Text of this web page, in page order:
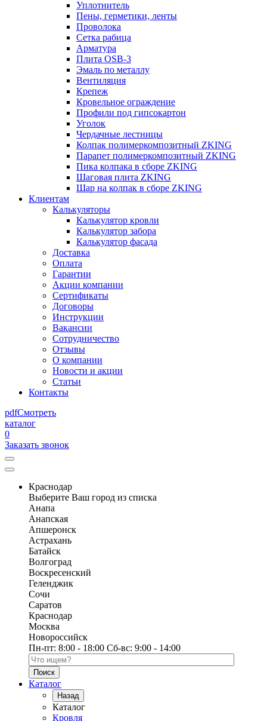
Уплотнитель
Пены, герметики, ленты
Проволока
Сетка рабица
Арматура
Плита OSB-3
Эмаль по металлу
Вентиляция
Крепеж
Кровельное ограждение
Профили под гипсокартон
Уголок
Чердачные лестницы
Колпак полимеркомпозитный ZKING
Парапет полимеркомпозитный ZKING
Пика колпака в сборе ZKING
Шаговая плита ZKING
Шар на колпак в сборе ZKING
Клиентам
Калькуляторы
Калькулятор кровли
Калькулятор забора
Калькулятор фасада
Доставка
Оплата
Гарантии
Акции компании
Сертификаты
Договоры
Инструкции
Вакансии
Сотрудничество
Отзывы
О компании
Новости и акции
Статьи
Контакты
pdfСмотреть
каталог
0
Заказать звонок
Краснодар
Выберите Ваш город из списка
Анапа
Анапская
Апшеронск
Астрахань
Батайск
Волгоград
Воскресенский
Геленджик
Сочи
Саратов
Краснодар
Москва
Новороссийск
Пн-пт: 8:00 - 18:00 Сб-вс: 9:00 - 14:00
Поиск по каталогу
Каталог
Назад
Каталог
Кровля